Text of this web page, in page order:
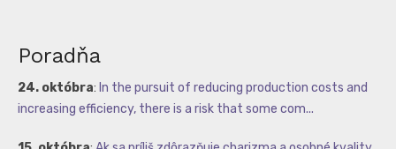
Poradňa
24. októbra: In the pursuit of reducing production costs and
increasing efficiency, there is a risk that some com...